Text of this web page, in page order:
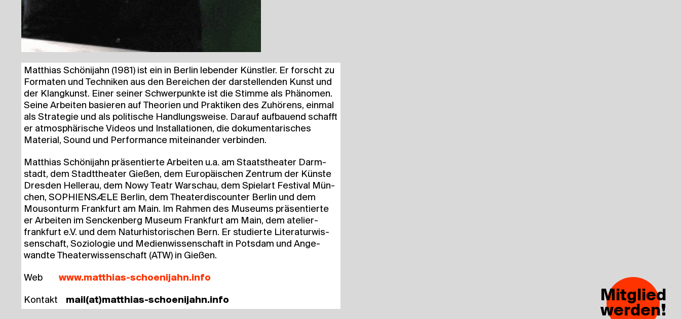
Mat­thi­as Schö­ni­jahn (1981) ist ein in Ber­lin leben­der Künst­ler. Er forscht zu
For­ma­ten und Tech­ni­ken aus den Berei­chen der dar­stel­len­den Kunst und
der Klang­kunst. Einer sei­ner Schwer­punk­te ist die Stim­me als Phä­no­men.
Sei­ne Arbei­ten basie­ren auf Theo­rien und Prak­ti­ken des Zuhö­rens, ein­mal
als Stra­te­gie und als poli­ti­sche Hand­lungs­wei­se. Dar­auf auf­bau­end schafft
er atmo­sphä­ri­sche Vide­os und Instal­la­tio­nen, die doku­men­ta­ri­sches
Mate­ri­al, Sound und Per­for­mance mit­ein­an­der verbinden.
Mat­thi­as Schö­ni­jahn prä­sen­tier­te Arbei­ten u.a. am Staats­thea­ter Darm­
stadt, dem Stadt­thea­ter Gie­ßen, dem Euro­päi­schen Zen­trum der Küns­te
Dres­den Hel­ler­au, dem Nowy Teatr War­schau, dem Spiel­art Fes­ti­val Mün­
chen, SOPHIEN­SÆ­LE Ber­lin, dem Thea­ter­dis­coun­ter Ber­lin und dem
Mou­son­turm Frank­furt am Main. Im Rah­men des Muse­ums prä­sen­tier­te
er Arbei­ten im Sen­cken­berg Muse­um Frank­furt am Main, dem ate­lier­
frank­furt e.V. und dem Natur­his­to­ri­schen Bern. Er stu­dier­te Lite­ra­tur­wis­
sen­schaft, Sozio­lo­gie und Medi­en­wis­sen­schaft in Pots­dam und Ange­
wand­te Thea­ter­wis­sen­schaft (ATW) in Gießen.
Webwww​.mat​thi​as​-schoe​ni​jahn​.info
Kon­takt mail(at)matthias-schoenijahn.info
Mitglied
werden!